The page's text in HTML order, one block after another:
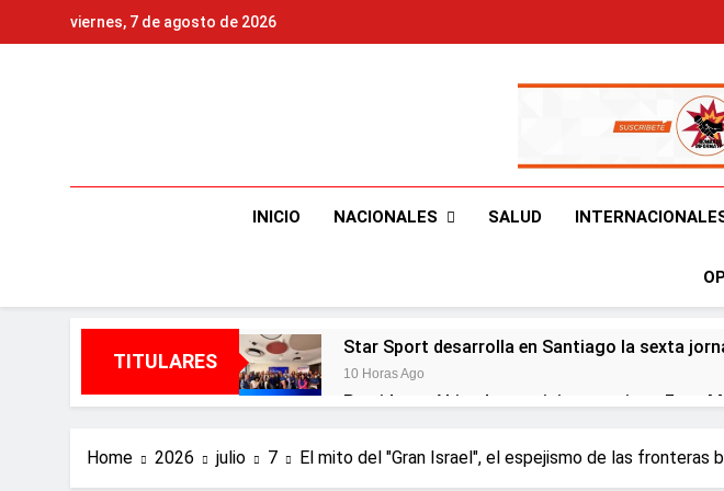
viernes, 7 de agosto de 2026
INICIO NACIONALES SALUD
TITULARES
Star Sport desarrolla en Santiago la sexta
10 Horas Ago
Presidente Abinader participa en primer Foro
Irán condiciona reapertura de Ormuz al fin de
Home 2026 julio 7 El mito del "Gran Israel", el espejismo de las